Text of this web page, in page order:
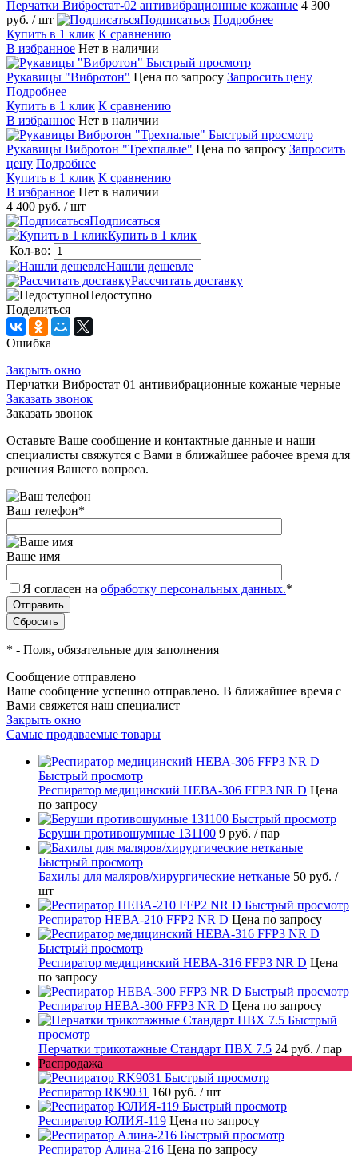
Перчатки Вибростат-02 антивибрационные кожаные 4 300
руб. / шт Подписаться Подробнее
Купить в 1 клик К сравнению
В избранное Нет в наличии
Быстрый просмотр
Рукавицы "Вибротон" Цена по запросу Запросить цену
Подробнее
Купить в 1 клик К сравнению
В избранное Нет в наличии
Быстрый просмотр
Рукавицы Вибротон "Трехпалые" Цена по запросу Запросить
цену Подробнее
Купить в 1 клик К сравнению
В избранное Нет в наличии
4 400 руб. / шт
Подписаться
Купить в 1 клик
Кол-во:
Нашли дешевле
Рассчитать доставку
Недоступно
Поделиться
Ошибка
Закрыть окно
Перчатки Вибростат 01 антивибрационные кожаные черные
Заказать звонок
Заказать звонок
Оставьте Ваше сообщение и контактные данные и наши
специалисты свяжутся с Вами в ближайшее рабочее время для
решения Вашего вопроса.
Ваш телефон*
Ваше имя
Я согласен на обработку персональных данных.*
* - Поля, обязательные для заполнения
Сообщение отправлено
Ваше сообщение успешно отправлено. В ближайшее время с
Вами свяжется наш специалист
Закрыть окно
Самые продаваемые товары
Быстрый просмотр
Респиратор медицинский НЕВА-306 FFP3 NR D Цена
по запросу
Быстрый просмотр
Беруши противошумные 131100 9 руб. / пар
Быстрый просмотр
Бахилы для маляров/хирургические нетканые 50 руб. /
шт
Быстрый просмотр
Респиратор НЕВА-210 FFP2 NR D Цена по запросу
Быстрый просмотр
Респиратор медицинский НЕВА-316 FFP3 NR D Цена
по запросу
Быстрый просмотр
Респиратор НЕВА-300 FFP3 NR D Цена по запросу
Быстрый
просмотр
Перчатки трикотажные Стандарт ПВХ 7.5 24 руб. / пар
Распродажа
Быстрый просмотр
Респиратор RK9031 160 руб. / шт
Быстрый просмотр
Респиратор ЮЛИЯ-119 Цена по запросу
Быстрый просмотр
Респиратор Алина-216 Цена по запросу